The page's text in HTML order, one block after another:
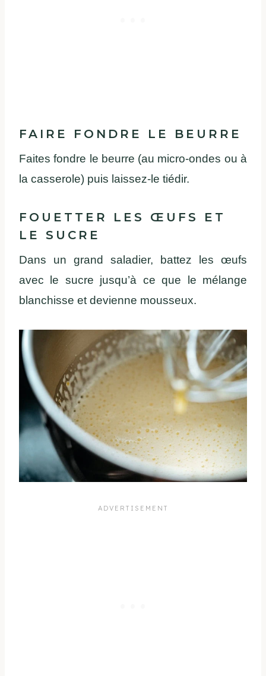
FAIRE FONDRE LE BEURRE
Faites fondre le beurre (au micro-ondes ou à
la casserole) puis laissez-le tiédir.
FOUETTER LES ŒUFS ET
LE SUCRE
Dans un grand saladier, battez les œufs
avec le sucre jusqu’à ce que le mélange
blanchisse et devienne mousseux.